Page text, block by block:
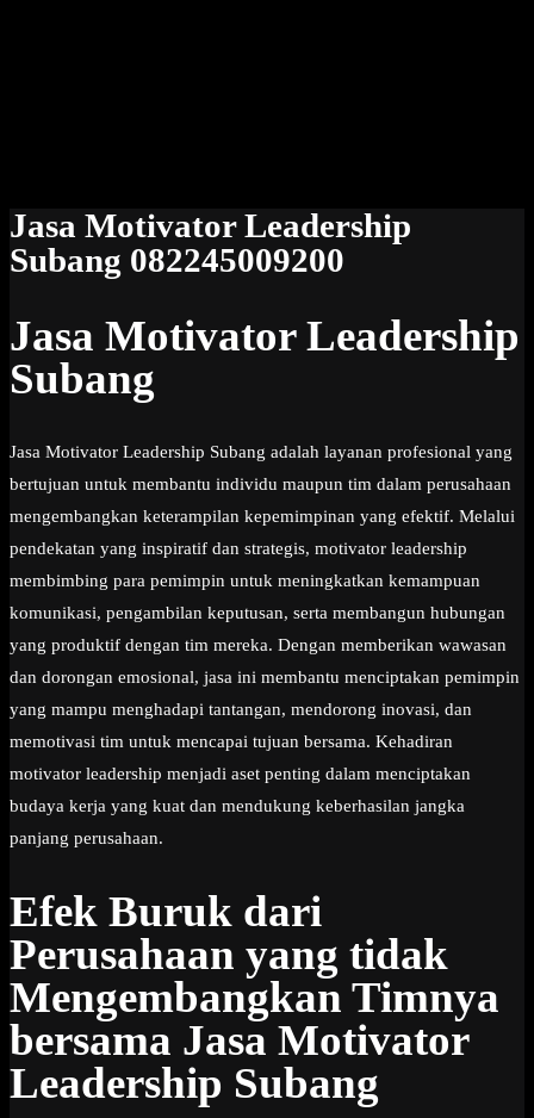
Jasa Motivator Leadership
Subang 082245009200
Jasa Motivator Leadership
Subang
Jasa Motivator Leadership Subang adalah layanan profesional yang
bertujuan untuk membantu individu maupun tim dalam perusahaan
mengembangkan keterampilan kepemimpinan yang efektif. Melalui
pendekatan yang inspiratif dan strategis, motivator leadership
membimbing para pemimpin untuk meningkatkan kemampuan
komunikasi, pengambilan keputusan, serta membangun hubungan
yang produktif dengan tim mereka. Dengan memberikan wawasan
dan dorongan emosional, jasa ini membantu menciptakan pemimpin
yang mampu menghadapi tantangan, mendorong inovasi, dan
memotivasi tim untuk mencapai tujuan bersama. Kehadiran
motivator leadership menjadi aset penting dalam menciptakan
budaya kerja yang kuat dan mendukung keberhasilan jangka
panjang perusahaan.
Efek Buruk dari
Perusahaan yang tidak
Mengembangkan Timnya
bersama Jasa Motivator
Leadership Subang